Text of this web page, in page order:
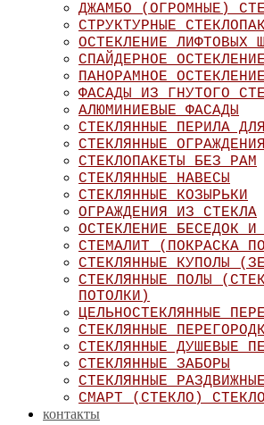
ДЖАМБО (ОГРОМНЫЕ)
СТРУКТУРНЫЕ
ОСТЕКЛЕНИЕ ЛИФТОВЫХ
СПАЙДЕРНОЕ ОСТЕКЛЕНИЕ
ПАНОРАМНОЕ ОСТЕКЛЕНИЕ
ФАСАДЫ ИЗ ГНУТОГО
АЛЮМИНИЕВЫЕ ФАСАДЫ
СТЕКЛЯННЫЕ ПЕРИЛА
СТЕКЛЯННЫЕ
СТЕКЛОПАКЕТЫ БЕЗ РАМ
СТЕКЛЯННЫЕ НАВЕСЫ
СТЕКЛЯННЫЕ КОЗЫРЬКИ
ОГРАЖДЕНИЯ ИЗ СТЕКЛА
ОСТЕКЛЕНИЕ БЕСЕДОК И
СТЕМАЛИТ (ПОКРАСКА
СТЕКЛЯННЫЕ КУПОЛЫ
СТЕКЛЯННЫЕ ПОЛЫ
ПОТОЛКИ)
ЦЕЛЬНОСТЕКЛЯННЫЕ
СТЕКЛЯННЫЕ
СТЕКЛЯННЫЕ ДУШЕВЫЕ
СТЕКЛЯННЫЕ ЗАБОРЫ
СТЕКЛЯННЫЕ
СМАРТ (СТЕКЛО)
контакты